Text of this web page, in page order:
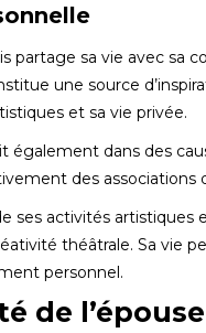
partage sa vie avec sa
une source
et sa vie privée.
également dans des
des associations
ses activités artistiques
théâtrale. Sa vie
personnel.
de